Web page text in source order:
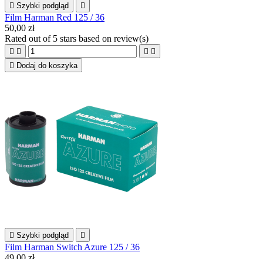
 Szybki podgląd 
Film Harman Red 125 / 36
50,00 zł
Rated out of 5 stars based on review(s)
   
 Dodaj do koszyka
 Szybki podgląd 
Film Harman Switch Azure 125 / 36